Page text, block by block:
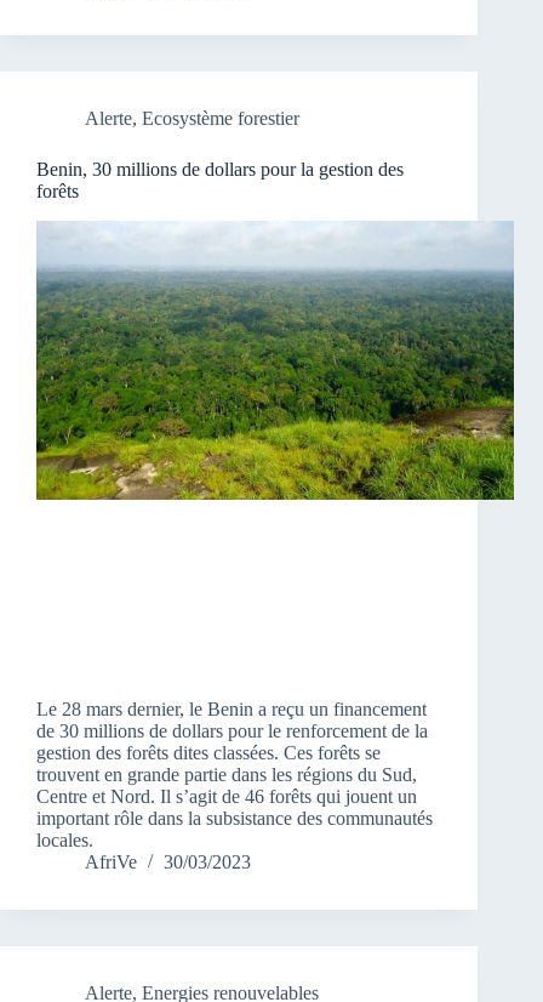
Alerte, Ecosystème forestier
Benin, 30 millions de dollars pour la gestion des
forêts
Le 28 mars dernier, le Benin a reçu un financement
de 30 millions de dollars pour le renforcement de la
gestion des forêts dites classées. Ces forêts se
trouvent en grande partie dans les régions du Sud,
Centre et Nord. Il s’agit de 46 forêts qui jouent un
important rôle dans la subsistance des communautés
locales.
AfriVe
30/03/2023
Alerte, Energies renouvelables